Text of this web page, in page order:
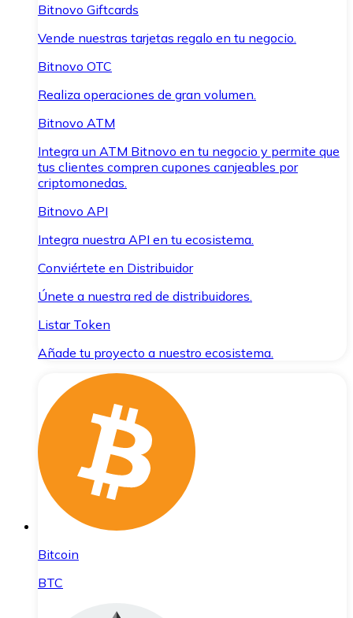
Bitnovo Giftcards
Vende nuestras tarjetas regalo en tu negocio.
Bitnovo OTC
Realiza operaciones de gran volumen.
Bitnovo ATM
Integra un ATM Bitnovo en tu negocio y permite que
tus clientes compren cupones canjeables por
criptomonedas.
Bitnovo API
Integra nuestra API en tu ecosistema.
Conviértete en Distribuidor
Únete a nuestra red de distribuidores.
Listar Token
Añade tu proyecto a nuestro ecosistema.
Bitcoin
BTC